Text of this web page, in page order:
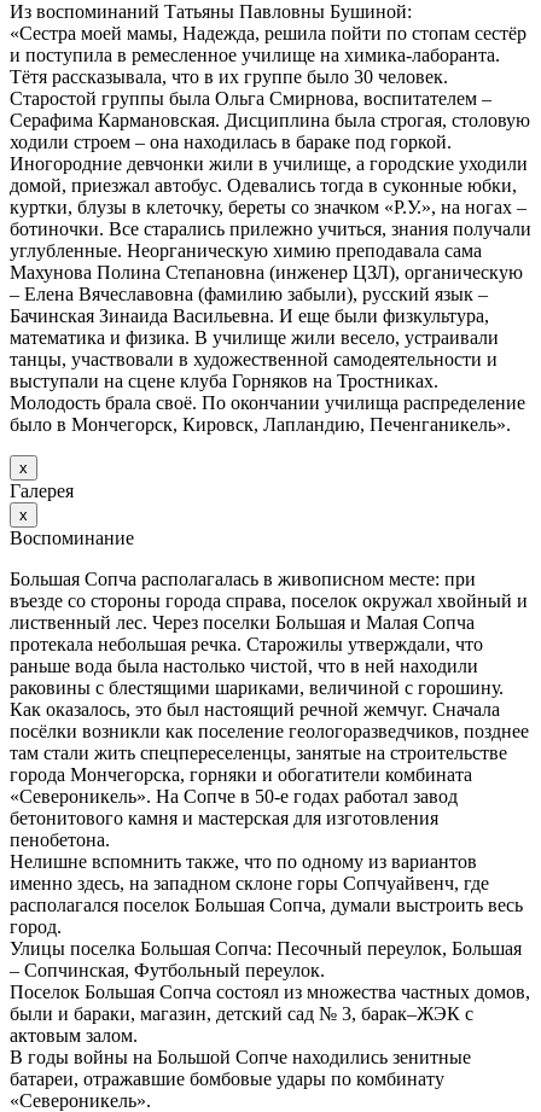
Из воспоминаний Татьяны Павловны Бушиной:
«Сестра моей мамы, Надежда, решила пойти по стопам сестёр
и поступила в ремесленное училище на химика-лаборанта.
Тётя рассказывала, что в их группе было 30 человек.
Старостой группы была Ольга Смирнова, воспитателем –
Серафима Кармановская. Дисциплина была строгая, столовую
ходили строем – она находилась в бараке под горкой.
Иногородние девчонки жили в училище, а городские уходили
домой, приезжал автобус. Одевались тогда в суконные юбки,
куртки, блузы в клеточку, береты со значком «Р.У.», на ногах –
ботиночки. Все старались прилежно учиться, знания получали
углубленные. Неорганическую химию преподавала сама
Махунова Полина Степановна (инженер ЦЗЛ), органическую
– Елена Вячеславовна (фамилию забыли), русский язык –
Бачинская Зинаида Васильевна. И еще были физкультура,
математика и физика. В училище жили весело, устраивали
танцы, участвовали в художественной самодеятельности и
выступали на сцене клуба Горняков на Тростниках.
Молодость брала своё. По окончании училища распределение
было в Мончегорск, Кировск, Лапландию, Печенганикель».
х
Галерея
х
Воспоминание
Большая Сопча располагалась в живописном месте: при
въезде со стороны города справа, поселок окружал хвойный и
лиственный лес. Через поселки Большая и Малая Сопча
протекала небольшая речка. Старожилы утверждали, что
раньше вода была настолько чистой, что в ней находили
раковины с блестящими шариками, величиной с горошину.
Как оказалось, это был настоящий речной жемчуг. Сначала
посёлки возникли как поселение геологоразведчиков, позднее
там стали жить спецпереселенцы, занятые на строительстве
города Мончегорска, горняки и обогатители комбината
«Североникель». На Сопче в 50-е годах работал завод
бетонитового камня и мастерская для изготовления
пенобетона.
Нелишне вспомнить также, что по одному из вариантов
именно здесь, на западном склоне горы Сопчуайвенч, где
располагался поселок Большая Сопча, думали выстроить весь
город.
Улицы поселка Большая Сопча: Песочный переулок, Большая
– Сопчинская, Футбольный переулок.
Поселок Большая Сопча состоял из множества частных домов,
были и бараки, магазин, детский сад № 3, барак–ЖЭК с
актовым залом.
В годы войны на Большой Сопче находились зенитные
батареи, отражавшие бомбовые удары по комбинату
«Североникель».